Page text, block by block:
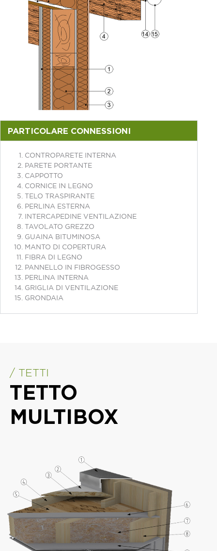
PARTICOLARE CONNESSIONI
CONTROPARETE INTERNA
PARETE PORTANTE
CAPPOTTO
CORNICE IN LEGNO
TELO TRASPIRANTE
PERLINA ESTERNA
INTERCAPEDINE VENTILAZIONE
TAVOLATO GREZZO
GUAINA BITUMINOSA
MANTO DI COPERTURA
FIBRA DI LEGNO
PANNELLO IN FIBROGESSO
PERLINA INTERNA
GRIGLIA DI VENTILAZIONE
GRONDAIA
/ TETTI
TETTO
MULTIBOX